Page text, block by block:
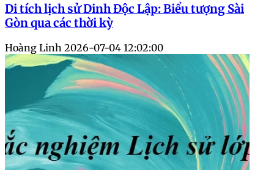
Di tích lịch sử Dinh Độc Lập: Biểu tượng Sài
Gòn qua các thời kỳ
Hoàng Linh 2026-07-04 12:02:00